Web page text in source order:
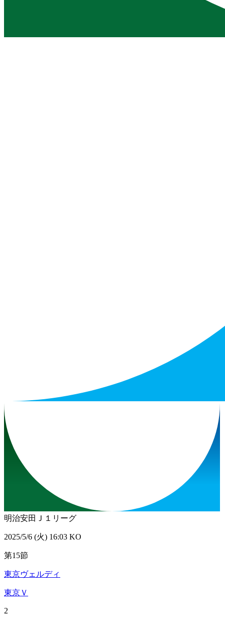
明治安田Ｊ１リーグ
2025/5/6 (火) 16:03 KO
第15節
東京ヴェルディ
東京Ｖ
2